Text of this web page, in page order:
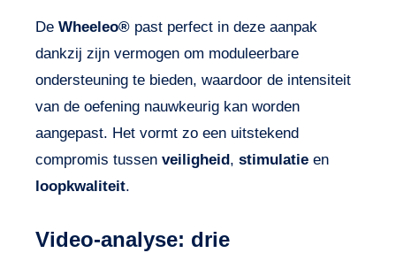
De Wheeleo® past perfect in deze aanpak
dankzij zijn vermogen om moduleerbare
ondersteuning te bieden, waardoor de intensiteit
van de oefening nauwkeurig kan worden
aangepast. Het vormt zo een uitstekend
compromis tussen veiligheid , stimulatie en
loopkwaliteit.
Video-analyse: drie